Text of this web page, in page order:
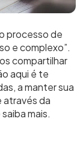
processo de
e complexo”.
compartilhar
aqui é te
a manter sua
através da
mais.